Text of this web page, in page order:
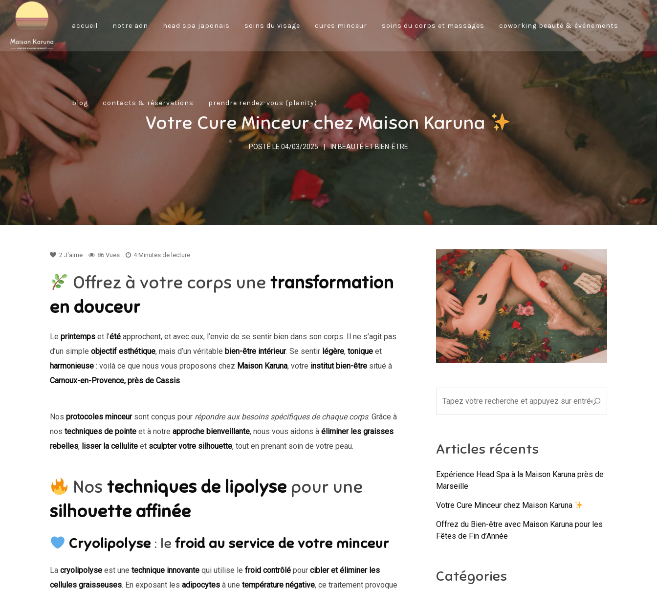
accueil notre adn head spa japonais soins du visage cures minceur soins du corps et massages coworking beauté & événements
blog contacts & réservations prendre rendez-vous (planity)
Votre Cure Minceur chez Maison Karuna
POSTÉ LE 04/03/2025 INBEAUTÉ ET BIEN-ÊTRE
2 J'aime 86 Vues 4 Minutes de lecture
Offrez à votre corps une transformation
en douceur
Le printemps et l’été approchent, et avec eux, l’envie de se sentir bien dans son corps. Il ne s’agit pas
d’un simple objectif esthétique, mais d’un véritable bien-être intérieur. Se sentir légère, tonique et
harmonieuse : voilà ce que nous vous proposons chez Maison Karuna, votre institut bien-être situé à
Carnoux-en-Provence, près de Cassis.
Nos protocoles minceursont conçus pour répondre aux besoins spécifiques de chaque corps. Grâce à
nos techniques de pointe et à notre approche bienveillante, nous vous aidons à éliminer les graisses
rebelles, lisser la cellulite et sculpter votre silhouette, tout en prenant soin de votre peau.
Nos techniques de lipolyse pour une
silhouette affinée
Cryolipolyse : lefroid au service de votre minceur
La cryolipolyse est une technique innovante qui utilise le froid contrôlé pour cibler et éliminer les
cellules graisseuses. En exposant les adipocytes à une température négative, ce traitement provoque
Articles récents
Expérience Head Spa à la Maison Karuna près de
Marseille
Votre Cure Minceur chez Maison Karuna
Offrez du Bien-être avec Maison Karuna pour les
Fêtes de Fin d’Année
Catégories